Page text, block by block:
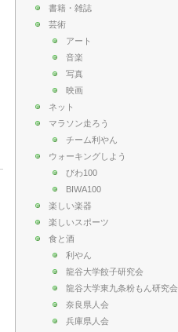
書籍・雑誌
芸術
アート
音楽
写真
映画
ネット
マラソン走ろう
チーム利やん
ウォーキングしよう
びわ100
BIWA100
楽しい楽器
楽しいスポーツ
食と酒
利やん
龍谷大学餃子研究会
龍谷大学東九条粉もん研究会
奈良県人会
兵庫県人会